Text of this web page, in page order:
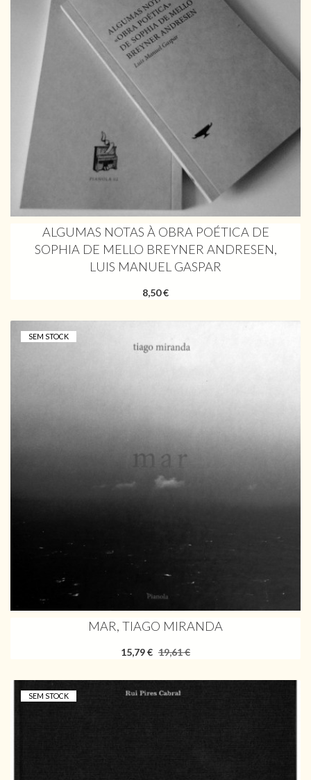
ALGUMAS NOTAS À OBRA POÉTICA DE
SOPHIA DE MELLO BREYNER ANDRESEN,
LUIS MANUEL GASPAR
8,50 €
SEM STOCK
MAR, TIAGO MIRANDA
15,79 € 19,61 €
SEM STOCK